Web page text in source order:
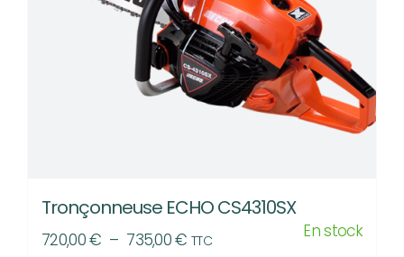
Tronçonneuse ECHO CS4310SX
720,00€ – 735,00€Plage
TTC En stock